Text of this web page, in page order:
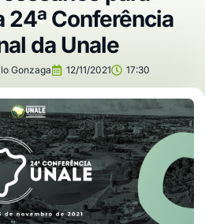
24ª Conferência
da Unale
Gonzaga 12/11/2021 17:30